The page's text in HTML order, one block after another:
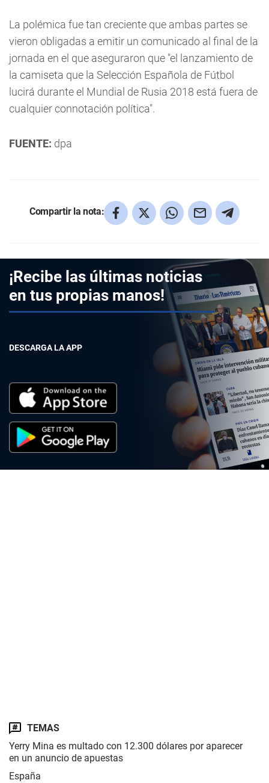
La polémica fue tan creciente que ambas partes se
vieron obligadas a emitir un comunicado al final de la
jornada en el que aseguraron que "el lanzamiento de
la camiseta que la Selección Española de Fútbol
lucirá durante el Mundial de Rusia 2018 está fuera de
cualquier connotación política".
FUENTE: dpa
Compartir la nota:
¡Recibe las últimas noticias
en tus propias manos!
DESCARGA LA APP
TEMAS
Yerry Mina es multado con 12.300 dólares por aparecer
en un anuncio de apuestas
España